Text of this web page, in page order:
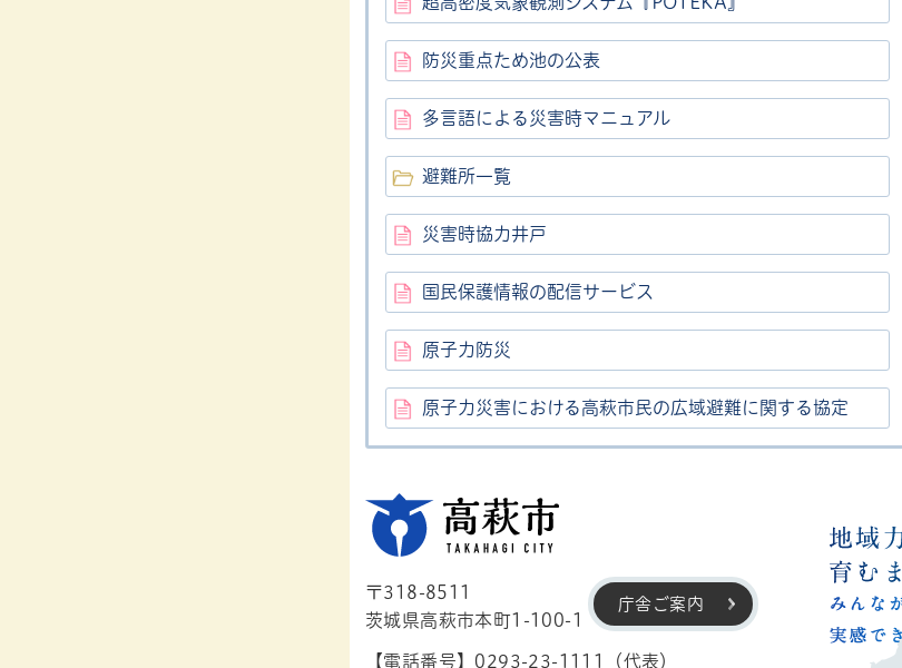
防災重点ため池の公表
多言語による災害時マニュアル
避難所一覧
災害時協力井戸
国民保護情報の配信サービス
原子力防災
原子力災害における高萩市民の広域避難に関する協定
〒318-8511
茨城県高萩市本町1-100-1
【電話番号】0293-23-1111（代表）
庁舎ご案内